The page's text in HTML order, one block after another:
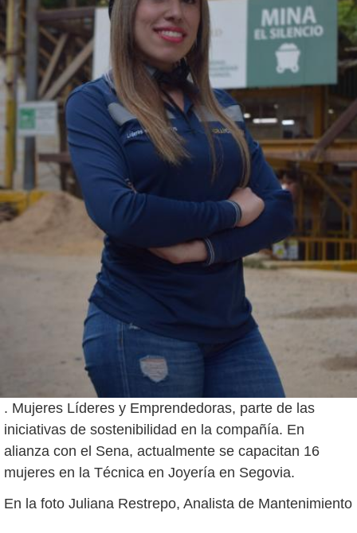
. Mujeres Líderes y Emprendedoras, parte de las
iniciativas de sostenibilidad en la compañía. En
alianza con el Sena, actualmente se capacitan 16
mujeres en la Técnica en Joyería en Segovia.
En la foto Juliana Restrepo, Analista de Mantenimiento